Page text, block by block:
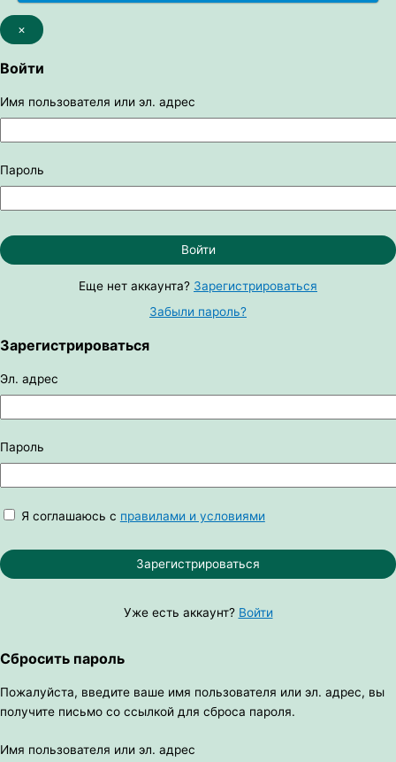
×
Войти
Имя пользователя или эл. адрес
Пароль
Войти
Еще нет аккаунта? Зарегистрироваться
Забыли пароль?
Зарегистрироваться
Эл. адрес
Пароль
Я соглашаюсь с правилами и условиями
Зарегистрироваться
Уже есть аккаунт? Войти
Сбросить пароль
Пожалуйста, введите ваше имя пользователя или эл. адрес, вы
получите письмо со ссылкой для сброса пароля.
Имя пользователя или эл. адрес